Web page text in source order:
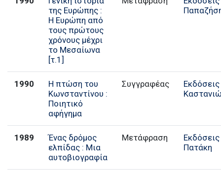
της Ευρώπης :
Η Ευρώπη από
τους πρώτους
χρόνους μέχρι
το Μεσαίωνα
[τ.1]
1990
Η πτώση του
Κωνσταντίνου :
Ποιητικό
αφήγημα
Συγγραφέας
Εκδόσεις
1989
Ένας δρόμος
ελπίδας : Μια
αυτοβιογραφία
Μετάφραση
Εκδόσεις
Πατάκη